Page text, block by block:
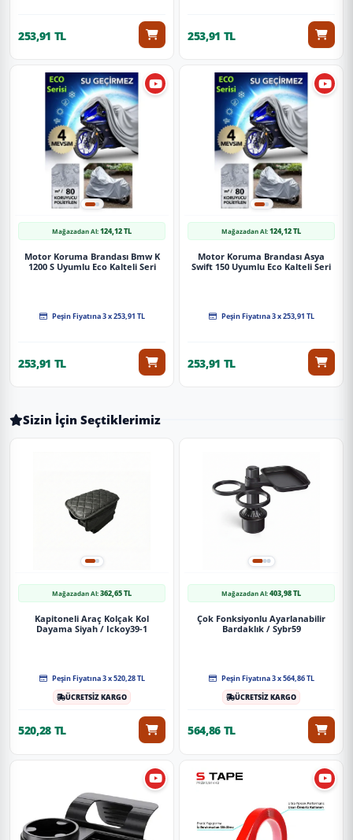
253,91 TL 253,91 TL
Mağazadan Al:124,12 TL
Motor Koruma Brandası Bmw K
1200 S Uyumlu Eco Kalteli Seri
Peşin Fiyatına 3 x 253,91 TL
253,91 TL
Mağazadan Al:124,12 TL
Motor Koruma Brandası Asya
Swift 150 Uyumlu Eco Kalteli Seri
Peşin Fiyatına 3 x 253,91 TL
253,91 TL
Sizin İçin Seçtiklerimiz
Mağazadan Al:362,65 TL
Kapitoneli Araç Kolçak Kol
Dayama Siyah / Ickoy39-1
Peşin Fiyatına 3 x 520,28 TL
ÜCRETSİZ KARGO
520,28 TL
Mağazadan Al:403,98 TL
Çok Fonksiyonlu Ayarlanabilir
Bardaklık / Sybr59
Peşin Fiyatına 3 x 564,86 TL
ÜCRETSİZ KARGO
564,86 TL